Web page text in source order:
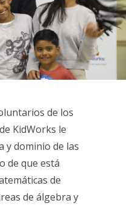
de los
KidWorks le
y dominio de las
de que está
de
de álgebra y